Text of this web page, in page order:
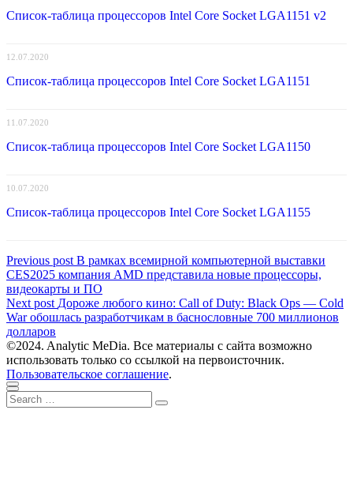
Список-таблица процессоров Intel Core Socket LGA1151 v2
12.07.2020
Список-таблица процессоров Intel Core Socket LGA1151
11.07.2020
Список-таблица процессоров Intel Core Socket LGA1150
10.07.2020
Список-таблица процессоров Intel Core Socket LGA1155
Навигация
по
записям
Previous post Previous
post:
В рамках всемирной компьютерной выставки
CES2025 компания AMD представила новые процессоры,
видеокарты и ПО
Next post Next
post:
Дороже любого кино: Call of Duty: Black Ops — Cold
War обошлась разработчикам в баснословные 700 миллионов
долларов
©2024. Analytic MeDia. Все материалы с сайта возможно
использовать только со ссылкой на первоисточник.
Пользовательское соглашение.
Scroll
to
Close
Search
for:
Search